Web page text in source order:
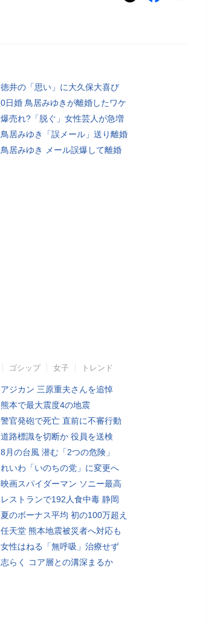
徳井の「思い」に大久保大喜び
0日婚 鳥居みゆきが離婚したワケ
爆売れ?「脱ぐ」女性芸人が急増
鳥居みゆき「誤メール」送り離婚
鳥居みゆき メール誤爆して離婚
ゴシップ 女子 トレンド
アジカン 三原重夫さんを追悼
熊本で最大震度4の地震
警官発砲で死亡 直前に不審行動
道路標識を切断か 役員を送検
8月の台風 潜む「2つの危険」
れいわ「いのちの党」に変更へ
映画スパイダーマン ソニー最高
レストランで192人食中毒 静岡
夏のボーナス平均 初の100万超え
任天堂 熊本地震被災者へ対応も
女性はねる「無呼吸」治療せず
志らく コア層との溝深まるか